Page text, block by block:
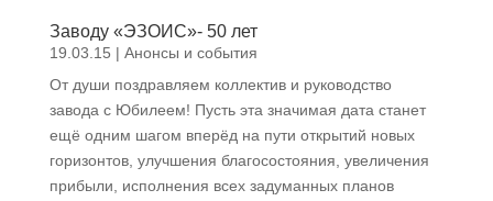
Заводу «ЭЗОИС»- 50 лет
19.03.15 | Анонсы и события
От души поздравляем коллектив и руководство
завода с Юбилеем! Пусть эта значимая дата станет
ещё одним шагом вперёд на пути открытий новых
горизонтов, улучшения благосостояния, увеличения
прибыли, исполнения всех задуманных планов